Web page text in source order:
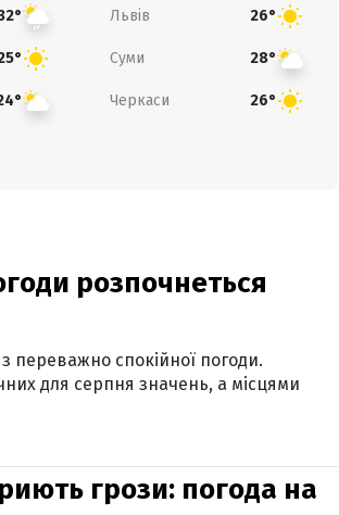
Львів 26°
Суми 28°
Черкаси 26°
розпочнеться
переважно спокійної погоди.
для серпня значень, а місцями
грози: погода на